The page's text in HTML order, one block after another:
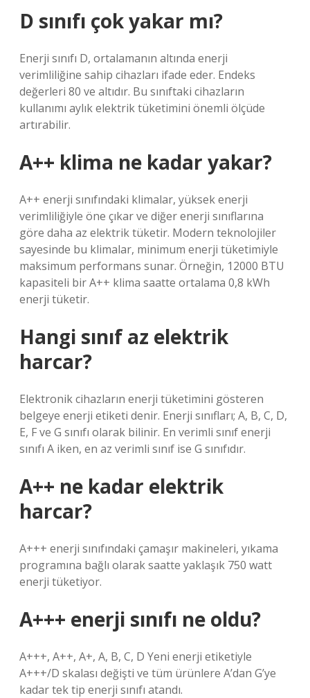
D sınıfı çok yakar mı?
Enerji sınıfı D, ortalamanın altında enerji
verimliliğine sahip cihazları ifade eder. Endeks
değerleri 80 ve altıdır. Bu sınıftaki cihazların
kullanımı aylık elektrik tüketimini önemli ölçüde
artırabilir.
A++ klima ne kadar yakar?
A++ enerji sınıfındaki klimalar, yüksek enerji
verimliliğiyle öne çıkar ve diğer enerji sınıflarına
göre daha az elektrik tüketir. Modern teknolojiler
sayesinde bu klimalar, minimum enerji tüketimiyle
maksimum performans sunar. Örneğin, 12000 BTU
kapasiteli bir A++ klima saatte ortalama 0,8 kWh
enerji tüketir.
Hangi sınıf az elektrik
harcar?
Elektronik cihazların enerji tüketimini gösteren
belgeye enerji etiketi denir. Enerji sınıfları; A, B, C, D,
E, F ve G sınıfı olarak bilinir. En verimli sınıf enerji
sınıfı A iken, en az verimli sınıf ise G sınıfıdır.
A++ ne kadar elektrik
harcar?
A+++ enerji sınıfındaki çamaşır makineleri, yıkama
programına bağlı olarak saatte yaklaşık 750 watt
enerji tüketiyor.
A+++ enerji sınıfı ne oldu?
A+++, A++, A+, A, B, C, D Yeni enerji etiketiyle
A+++/D skalası değişti ve tüm ürünlere A’dan G’ye
kadar tek tip enerji sınıfı atandı.